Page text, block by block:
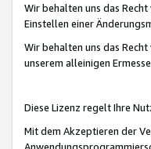
Wir behalten uns das
Einstellen einer
Wir behalten uns das
unserem alleinigen
Diese Lizenz regelt Ihre
Mit dem Akzeptieren der